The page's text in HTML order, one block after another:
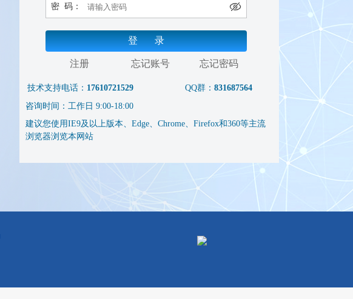
密 码：
登 录
注册 忘记密码
忘记账号
技术支持电话： 17610721529 QQ群： 831687564
咨询时间：工作日 9:00-18:00
建议您使用IE9及以上版本、Edge、Chrome、Firefox和360等主流
浏览器浏览本网站